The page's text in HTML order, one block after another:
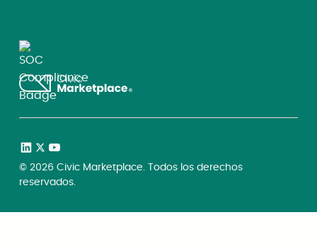
© 2026 Civic Marketplace. Todos los derechos
reservados.